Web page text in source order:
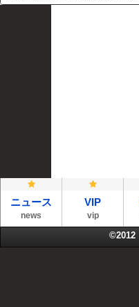
ニュース
news
VIP
vip
©2012